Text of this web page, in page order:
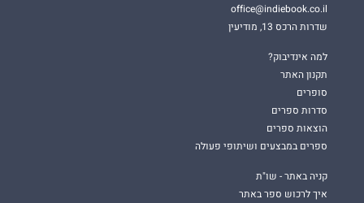
office@indiebook.co.il
שדרות הרכס 13, מודיעין
למה אינדיבוק?
תקנון האתר
סופרים
סדרות ספרים
הוצאות ספרים
ספרים במבצעים ושיתופי פעולה
קניה באתר - שו"ת
איך לרכוש ספר באתר